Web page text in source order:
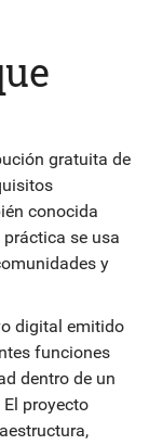
gratuita de
conocida
práctica se usa
y
digital emitido
funciones
dentro de un
proyecto